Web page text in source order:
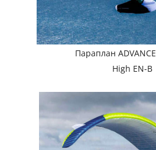
Параплан
High EN-B